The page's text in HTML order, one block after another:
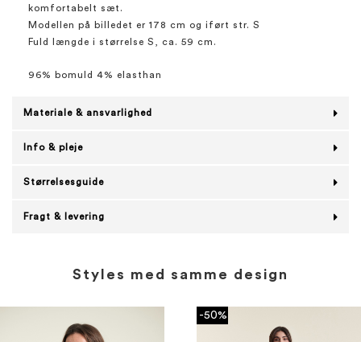
komfortabelt sæt.
Modellen på billedet er 178 cm og iført str. S
Fuld længde i størrelse S, ca. 59 cm.
96% bomuld 4% elasthan
Materiale & ansvarlighed
Info & pleje
Størrelsesguide
Fragt & levering
Styles med samme design
-50%